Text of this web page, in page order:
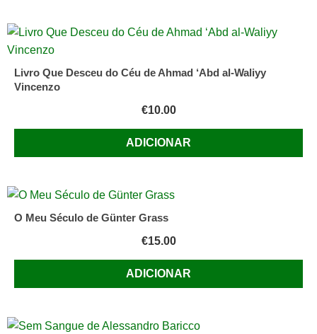
Livro Que Desceu do Céu de Ahmad ‘Abd al-Waliyy
Vincenzo
€10.00
ADICIONAR
O Meu Século de Günter Grass
€15.00
ADICIONAR